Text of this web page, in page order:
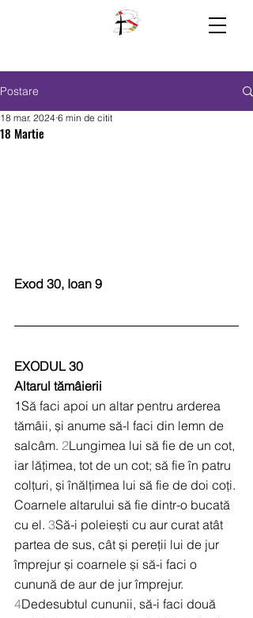
Postare
18 Martie
18 mar. 2024 6 min de citit
Exod 30, Ioan 9
EXODUL 30
Altarul tămâierii
1Să faci apoi un altar pentru arderea
tămâii, și anume să-l faci din lemn de
salcâm. 2Lungimea lui să fie de un cot,
iar lățimea, tot de un cot; să fie în patru
colțuri, și înălțimea lui să fie de doi coți.
Coarnele altarului să fie dintr-o bucată
cu el. 3Să-i poleiești cu aur curat atât
partea de sus, cât și pereții lui de jur
împrejur și coarnele și să-i faci o
cunună de aur de jur împrejur.
4Dedesubtul cununii, să-i faci două